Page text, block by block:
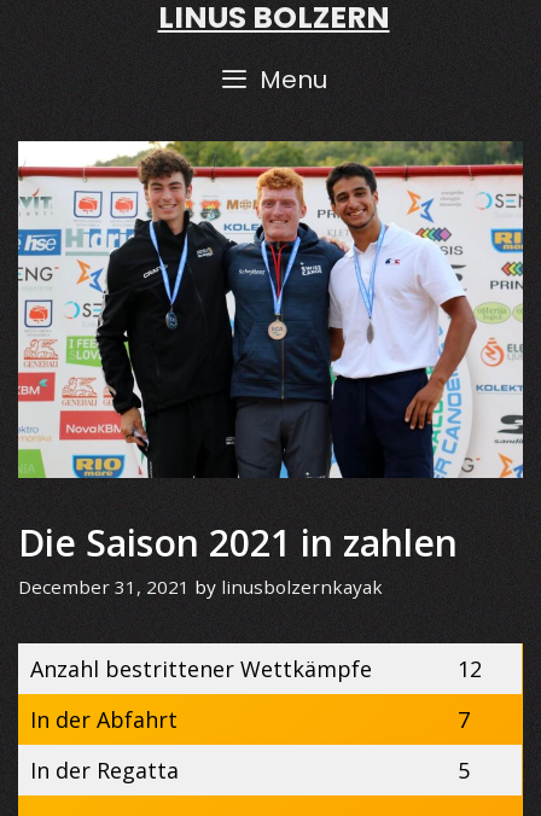
content
LINUS BOLZERN
Menu
Die Saison 2021 in zahlen
December 31, 2021 by linusbolzernkayak
Anzahl bestrittener Wettkämpfe
12
In der Abfahrt
7
In der Regatta
5